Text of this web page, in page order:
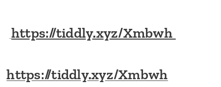
https://tiddly.xyz/Xmbwh
https://tiddly.xyz/Xmbwh